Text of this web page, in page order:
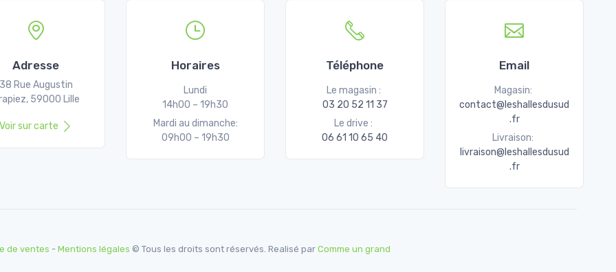
Adresse
Rue Augustin
59000 Lille
Voir sur carte
Horaires
Lundi
14h00 – 19h30
Mardi au dimanche:
09h00 – 19h30
Téléphone
Le magasin :
03 20 52 11 37
Le drive :
06 61 10 65 40
Email
Magasin:
contact@leshallesdusud
.fr
Livraison:
livraison@leshallesdusud
.fr
de ventes - Mentions légales © Tous les droits sont réservés. Realisé par Comme un grand